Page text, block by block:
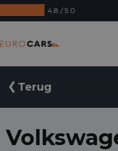
4.8 / 5.0
Terug